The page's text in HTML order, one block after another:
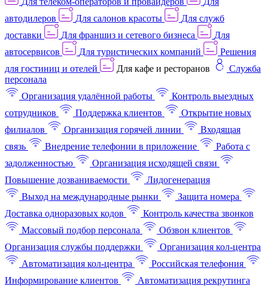
автодилеров
Для салонов красоты
Для служб
доставки
Для франшиз и сетевого бизнеса
Для
автосервисов
Для туристических компаний
Решения
для гостиниц и отелей
Для кафе и ресторанов
Служба
персонала
Организация удалённой работы
Контроль выездных
сотрудников
Поддержка клиентов
Открытие новых
филиалов
Организация горячей линии
Входящая
связь
Внедрение телефонии в приложение
Работа с
задолженностью
Организация исходящей связи
Повышение дозваниваемости
Лидогенерация
Выход на международные рынки
Защита номера
Доставка одноразовых кодов
Контроль качества звонков
Массовый подбор персонала
Обзвон клиентов
Организация службы поддержки
Организация кол-центра
Автоматизация кол-центра
Российская телефония
Информирование клиентов
Автоматизация рекрутинга